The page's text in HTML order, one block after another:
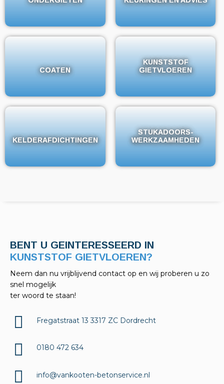
COATEN
COATEN
KUNSTSTOF
GIETVLOEREN
KUNSTSTOF
GIETVLOEREN
KELDERAFDICHTINGEN
KELDERAFDICHTINGEN
STUKADOORS-
WERKZAAMHEDEN
STUKADOORS-
WERKZAAMHEDEN
BENT U GEINTERESSEERD IN
KELDERAFDICHTINGEN?
Neem dan nu vrijblijvend contact op en wij proberen u zo
snel mogelijk
ter woord te staan!
Fregatstraat 13 3317 ZC Dordrecht
0180 472 634
info@vankooten-betonservice.nl